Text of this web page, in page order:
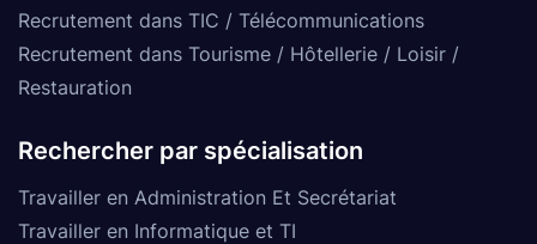
Recrutement dans TIC / Télécommunications
Recrutement dans Tourisme / Hôtellerie / Loisir /
Restauration
Rechercher par spécialisation
Travailler en Administration Et Secrétariat
Travailler en Informatique et TI